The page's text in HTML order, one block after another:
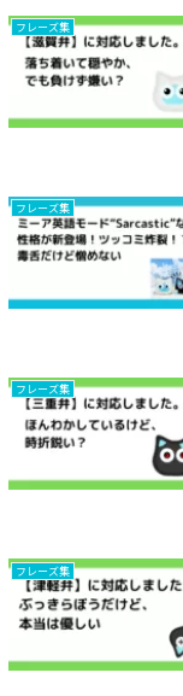
フレーズ集
フレーズ集
フレーズ集
フレーズ集